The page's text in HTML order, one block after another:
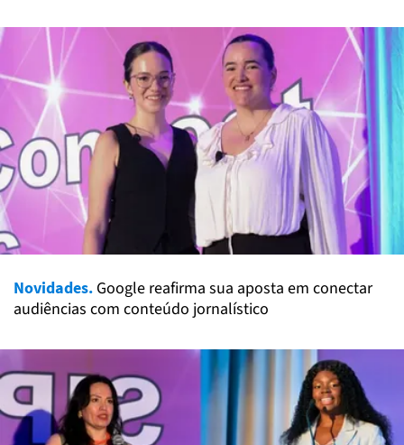
Novidades. Google reafirma sua aposta em conectar
audiências com conteúdo jornalístico